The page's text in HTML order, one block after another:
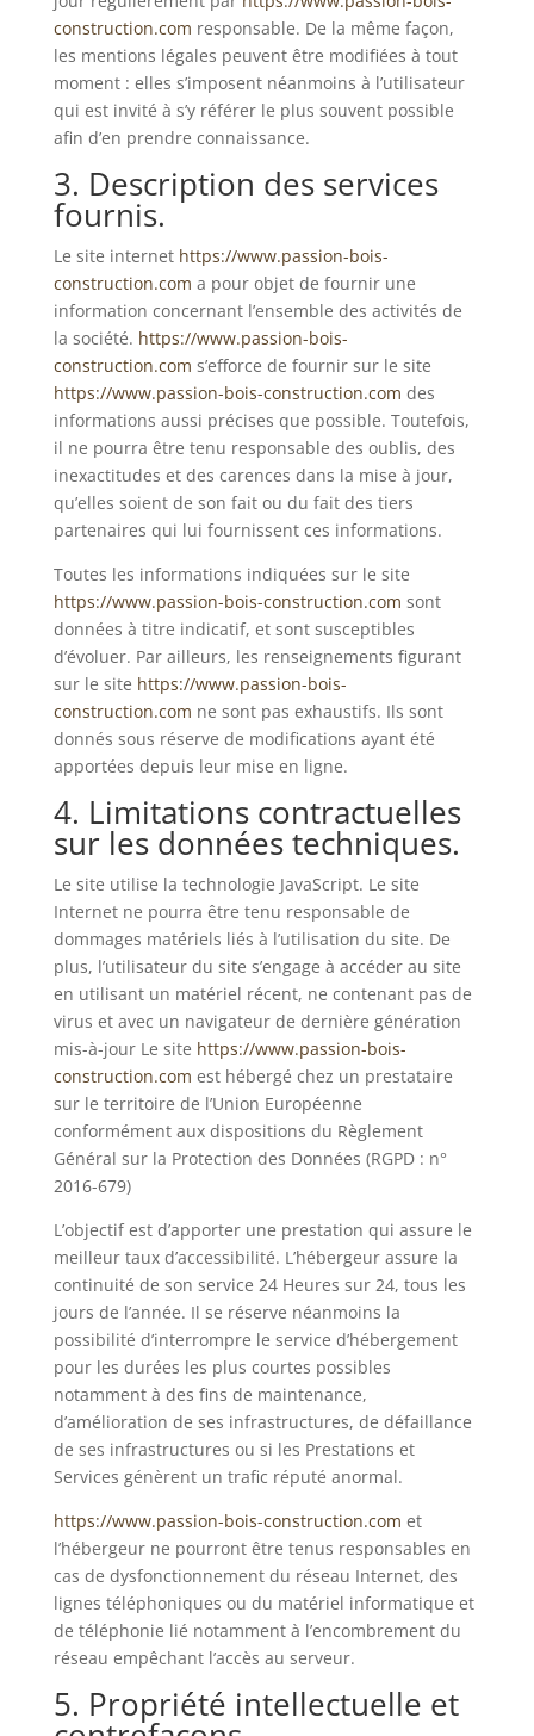
construction.com responsable. De la même façon,
les mentions légales peuvent être modifiées à tout
moment : elles s’imposent néanmoins à l’utilisateur
qui est invité à s’y référer le plus souvent possible
afin d’en prendre connaissance.
3. Description des services
fournis.
Le site internet https://www.passion-bois-
construction.com a pour objet de fournir une
information concernant l’ensemble des activités de
la société. https://www.passion-bois-
construction.com s’efforce de fournir sur le site
https://www.passion-bois-construction.com des
informations aussi précises que possible. Toutefois,
il ne pourra être tenu responsable des oublis, des
inexactitudes et des carences dans la mise à jour,
qu’elles soient de son fait ou du fait des tiers
partenaires qui lui fournissent ces informations.
Toutes les informations indiquées sur le site
https://www.passion-bois-construction.com sont
données à titre indicatif, et sont susceptibles
d’évoluer. Par ailleurs, les renseignements figurant
sur le site https://www.passion-bois-
construction.com ne sont pas exhaustifs. Ils sont
donnés sous réserve de modifications ayant été
apportées depuis leur mise en ligne.
4. Limitations contractuelles
sur les données techniques.
Le site utilise la technologie JavaScript. Le site
Internet ne pourra être tenu responsable de
dommages matériels liés à l’utilisation du site. De
plus, l’utilisateur du site s’engage à accéder au site
en utilisant un matériel récent, ne contenant pas de
virus et avec un navigateur de dernière génération
mis-à-jour Le site https://www.passion-bois-
construction.com est hébergé chez un prestataire
sur le territoire de l’Union Européenne
conformément aux dispositions du Règlement
Général sur la Protection des Données (RGPD : n°
2016-679)
L’objectif est d’apporter une prestation qui assure le
meilleur taux d’accessibilité. L’hébergeur assure la
continuité de son service 24 Heures sur 24, tous les
jours de l’année. Il se réserve néanmoins la
possibilité d’interrompre le service d’hébergement
pour les durées les plus courtes possibles
notamment à des fins de maintenance,
d’amélioration de ses infrastructures, de défaillance
de ses infrastructures ou si les Prestations et
Services génèrent un trafic réputé anormal.
https://www.passion-bois-construction.com et
l’hébergeur ne pourront être tenus responsables en
cas de dysfonctionnement du réseau Internet, des
lignes téléphoniques ou du matériel informatique et
de téléphonie lié notamment à l’encombrement du
réseau empêchant l’accès au serveur.
5. Propriété intellectuelle et